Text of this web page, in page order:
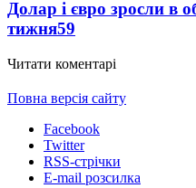
Долар і євро зросли в
тижня59
Читати коментарі
Повна версія сайту
Facebook
Twitter
RSS-стрічки
E-mail розсилка